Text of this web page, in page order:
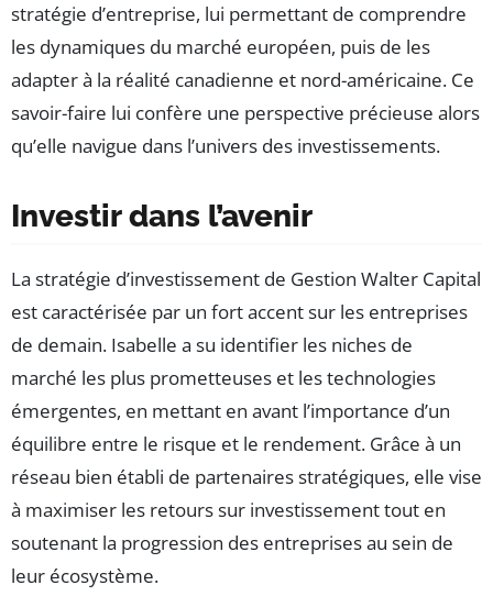
stratégie d’entreprise, lui permettant de comprendre
les dynamiques du marché européen, puis de les
adapter à la réalité canadienne et nord-américaine. Ce
savoir-faire lui confère une perspective précieuse alors
qu’elle navigue dans l’univers des investissements.
Investir dans l’avenir
La stratégie d’investissement de Gestion Walter Capital
est caractérisée par un fort accent sur les entreprises
de demain. Isabelle a su identifier les niches de
marché les plus prometteuses et les technologies
émergentes, en mettant en avant l’importance d’un
équilibre entre le risque et le rendement. Grâce à un
réseau bien établi de partenaires stratégiques, elle vise
à maximiser les retours sur investissement tout en
soutenant la progression des entreprises au sein de
leur écosystème.